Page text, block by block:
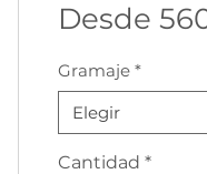
Desde
Gramaje *
Elegir
Cantidad *